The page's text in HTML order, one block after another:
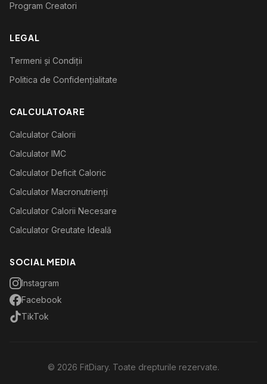
Program Creatori
LEGAL
Termeni și Condiții
Politica de Confidențialitate
CALCULATOARE
Calculator Calorii
Calculator IMC
Calculator Deficit Caloric
Calculator Macronutrienți
Calculator Calorii Necesare
Calculator Greutate Ideală
SOCIAL MEDIA
Instagram
Facebook
TikTok
© 2026 FitDiary. Toate drepturile rezervate.